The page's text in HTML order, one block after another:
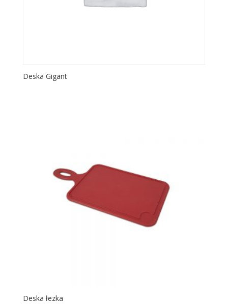
Deska Gigant
Deska łezka